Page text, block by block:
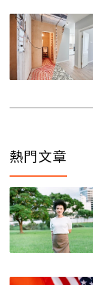
熱門文章